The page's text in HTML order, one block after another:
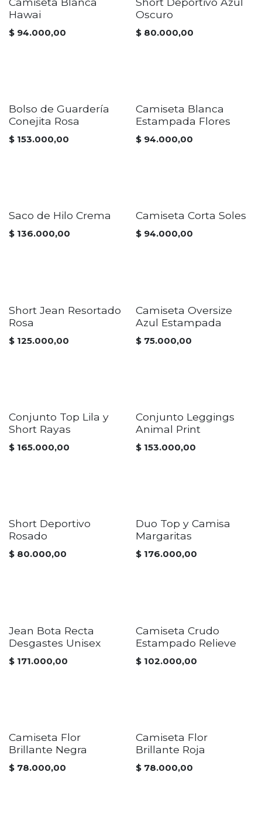
Hawai
$ 94.000,00
Oscuro
$ 80.000,00
Bolso de Guardería
Conejita Rosa
$ 153.000,00
Camiseta Blanca
Estampada Flores
$ 94.000,00
Saco de Hilo Crema
$ 136.000,00
Camiseta Corta Soles
$ 94.000,00
Short Jean Resortado
Rosa
$ 125.000,00
Camiseta Oversize
Azul Estampada
$ 75.000,00
Conjunto Top Lila y
Short Rayas
$ 165.000,00
Conjunto Leggings
Animal Print
$ 153.000,00
Short Deportivo
Rosado
$ 80.000,00
Duo Top y Camisa
Margaritas
$ 176.000,00
Jean Bota Recta
Desgastes Unisex
$ 171.000,00
Camiseta Crudo
Estampado Relieve
$ 102.000,00
Camiseta Flor
Brillante Negra
$ 78.000,00
Camiseta Flor
Brillante Roja
$ 78.000,00